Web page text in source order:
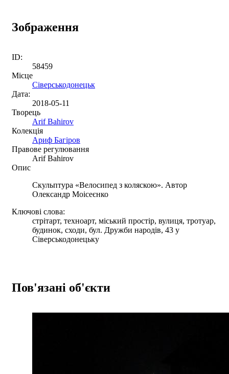
Зображення
ID:
58459
Місце
Сіверськодонецьк
Дата:
2018-05-11
Творець
Arif Bahirov
Колекція
Ариф Багіров
Правове регулювання
Arif Bahirov
Опис
Скульптура «Велосипед з коляскою». Автор
Олександр Моісеєнко
Ключові слова:
стрітарт, техноарт, міський простір, вулиця, тротуар,
будинок, сходи, бул. Дружби народів, 43 у
Сіверськодонецьку
Пов'язані об'єкти